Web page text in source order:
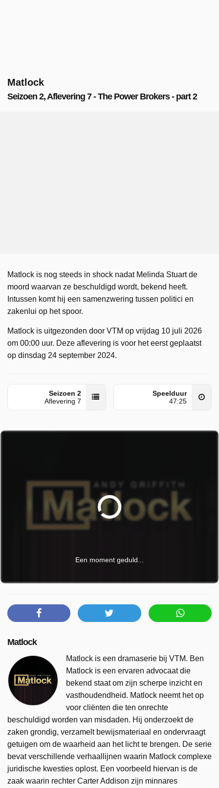
Matlock
Seizoen 2, Aflevering 7 - The Power Brokers - part 2
Matlock is nog steeds in shock nadat Melinda Stuart de
moord waarvan ze beschuldigd wordt, bekend heeft.
Intussen komt hij een samenzwering tussen politici en
zakenlui op het spoor.
Matlock is uitgezonden door VTM op vrijdag 10 juli 2026
om 00:00 uur. Deze aflevering is voor het eerst geplaatst
op dinsdag 24 september 2024.
Seizoen 2
Aflevering 7
Speelduur
47:25
Een moment geduld...
Matlock
Matlock is een dramaserie bij VTM. Ben
Matlock is een ervaren advocaat die
bekend staat om zijn scherpe inzicht en
vasthoudendheid. Matlock neemt het op
voor cliënten die ten onrechte
beschuldigd worden van misdaden. Hij onderzoekt de
zaken grondig, verzamelt bewijsmateriaal en ondervraagt
getuigen om de waarheid aan het licht te brengen. De serie
bevat verschillende verhaallijnen waarin Matlock complexe
juridische kwesties oplost. Een voorbeeld hiervan is de
zaak waarin rechter Carter Addison zijn minnares